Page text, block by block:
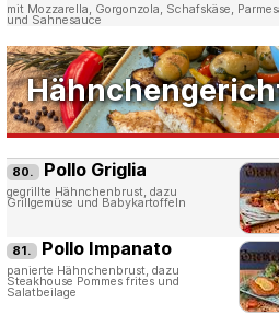
mit Mozzarella, Gorgonzola, Schafskäse,
und Sahnesauce
80. Pollo Griglia
gegrillte Hähnchenbrust, dazu
Grillgemüse und Babykartoffeln
81. Pollo Impanato
panierte Hähnchenbrust, dazu
Steakhouse Pommes frites und
Salatbeilage